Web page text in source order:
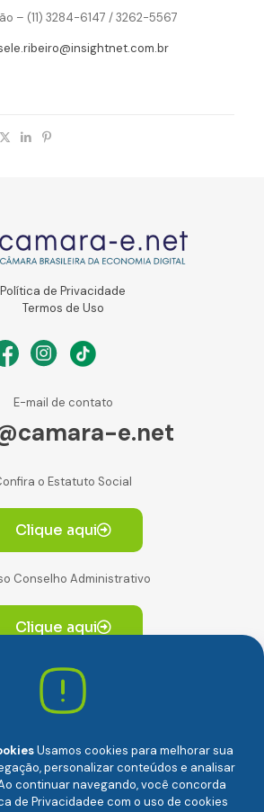
– (11) 3284-6147 / 3262-5567
Política de Privacidade
Termos de Uso
E-mail de contato
e.net
o Estatuto Social
Clique aqui
Conselho Administrativo
Clique aqui
Conjunto 14, (Edifício Paulista) -
928 Consolação – São Paulo/SP
Usamos cookies para melhorar sua
personalizar conteúdos e analisar
continuar navegando, você concorda
de Privacidadee com o uso de cookies